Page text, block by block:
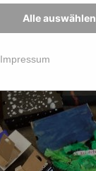
Alle auswählen
Impressum